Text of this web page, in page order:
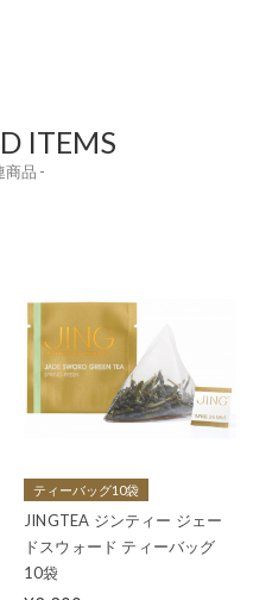
ITEMS
商品 -
ティーバッグ10袋
JINGTEA ジンティー ジェー
ドスウォード ティーバッグ
10袋